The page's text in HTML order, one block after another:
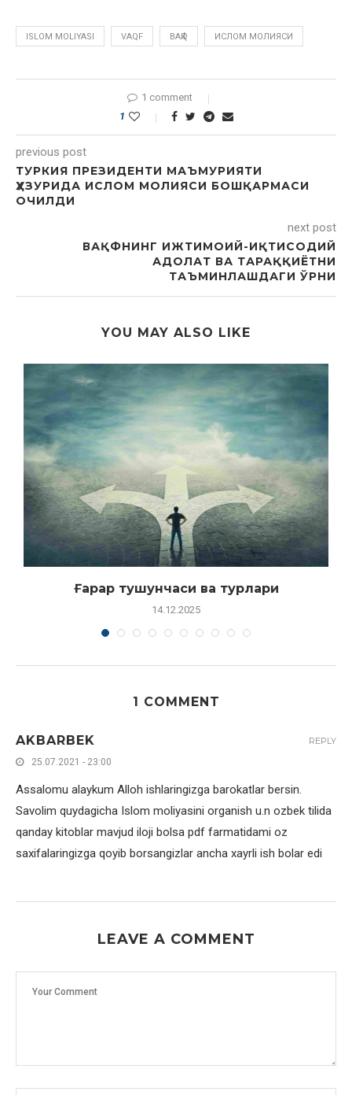
ISLOM MOLIYASI VAQF ВАҚФ ИСЛОМ МОЛИЯСИ
1 comment
1
previous post
ТУРКИЯ ПРЕЗИДЕНТИ МАЪМУРИЯТИ
ҲУЗУРИДА ИСЛОМ МОЛИЯСИ БОШҚАРМАСИ
ОЧИЛДИ
next post
ВАҚФНИНГ ИЖТИМОИЙ-ИҚТИСОДИЙ
АДОЛАТ ВА ТАРАҚҚИЁТНИ
ТАЪМИНЛАШДАГИ ЎРНИ
YOU MAY ALSO LIKE
Ғарар тушунчаси ва турлари
14.12.2025
1 COMMENT
AKBARBEK
25.07.2021 - 23:00
Assalomu alaykum Alloh ishlaringizga barokatlar bersin.
Savolim quydagicha Islom moliyasini organish u.n ozbek tilida
qanday kitoblar mavjud iloji bolsa pdf farmatidami oz
saxifalaringizga qoyib borsangizlar ancha xayrli ish bolar edi
REPLY
LEAVE A COMMENT